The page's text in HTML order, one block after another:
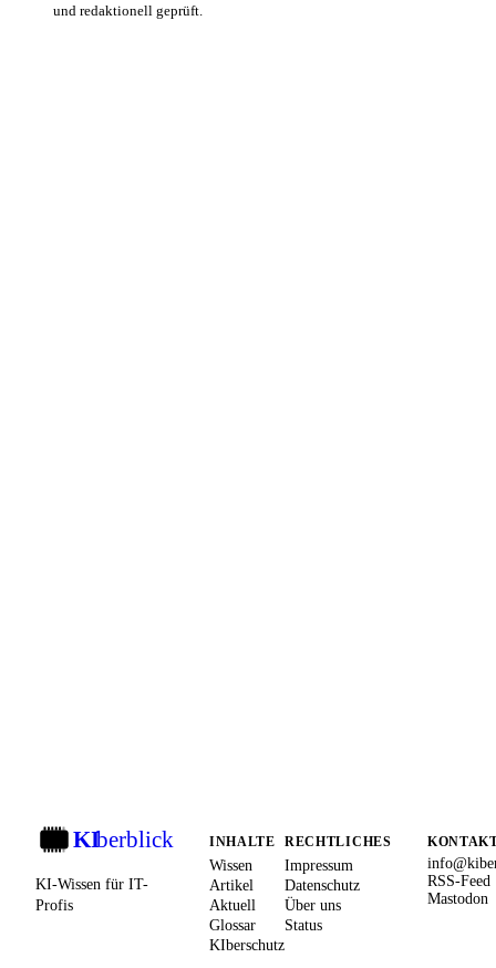
und redaktionell geprüft.
KIberblick
KI-Wissen für IT-
Profis
INHALTE
Wissen
Artikel
Aktuell
Glossar
KIberschutz
RECHTLICHES
Impressum
Datenschutz
Über uns
Status
RSS-Feed
Mastodon